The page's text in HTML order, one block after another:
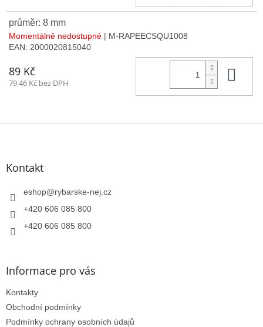
průměr: 8 mm
Momentálně nedostupné | M-RAPEECSQU1008
EAN: 2000020815040
89 Kč
79,46 Kč bez DPH
Z
Kontakt
eshop@rybarske-nej.cz
+420 606 085 800
+420 606 085 800
Informace pro vás
Kontakty
Obchodní podmínky
Podmínky ochrany osobních údajů